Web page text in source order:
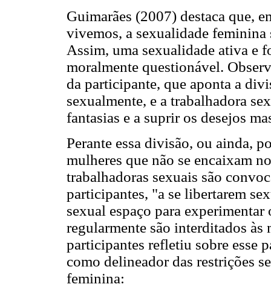
Guimarães (2007) destaca que,
vivemos, a sexualidade
Assim, uma sexualidade ativa e
moralmente questionável.
da participante, que aponta a
sexualmente, e a trabalhadora
fantasias e a suprir os desejos
Perante essa divisão, ou ainda,
mulheres que não se encaixam
trabalhadoras sexuais são
participantes, "a se libertarem
sexual espaço para
regularmente são interditados às
participantes refletiu sobre esse
como delineador das restrições
feminina: